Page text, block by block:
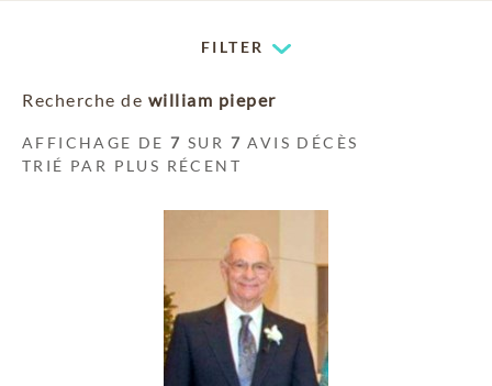
FILTER
Recherche de william pieper
AFFICHAGE DE7 SUR 7 AVIS DÉCÈS
TRIÉ PAR PLUS RÉCENT